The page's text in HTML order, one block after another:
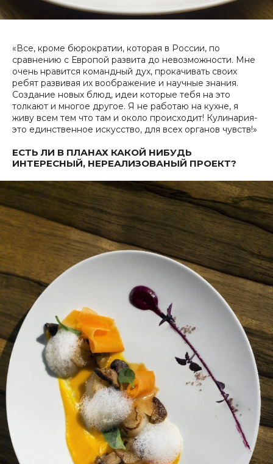
«Все, кроме бюрократии, которая в России, по
сравнению с Европой развита до невозможности. Мне
очень нравится командный дух, прокачивать своих
ребят развивая их воображение и научные знания.
Создание новых блюд, идеи которые тебя на это
толкают и многое другое. Я не работаю на кухне, я
живу всем тем что там и около происходит! Кулинария-
это единственное искусство, для всех органов чувств!»
ЕСТЬ ЛИ В ПЛАНАХ КАКОЙ НИБУДЬ
ИНТЕРЕСНЫЙ, НЕРЕАЛИЗОВАНЫЙ ПРОЕКТ?